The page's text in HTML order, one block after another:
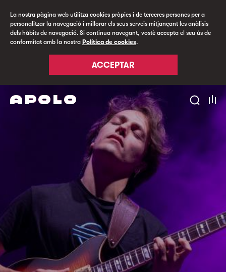
La nostra pàgina web utilitza cookies pròpies i de terceres persones per a
personalitzar la navegació i millorar els seus serveis mitjançant les anàlisis
dels hàbits de navegació. Si continua navegant, vostè accepta el seu ús de
conformitat amb la nostra Política de cookies.
ACCEPTAR